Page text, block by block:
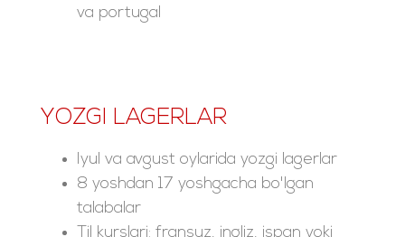
va portugal
YOZGI LAGERLAR
Iyul va avgust oylarida yozgi lagerlar
8 yoshdan 17 yoshgacha bo'lgan
talabalar
Til kurslari: fransuz, ingliz, ispan yoki